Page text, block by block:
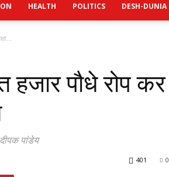
HEALTH POLITICS DESH-DUNIA
हजार पौधे रोप कर
पांडेय
0
401